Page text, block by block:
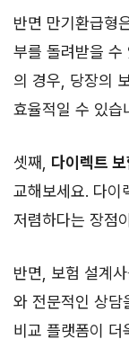
반면 만기환급형
부를 돌려받을
의 경우, 당장의
효율적일 수 있습
셋째, 다이렉트
교해보세요. 다이
저렴하다는 장점
반면, 보험 설계
와 전문적인 상
비교 플랫폼이 더